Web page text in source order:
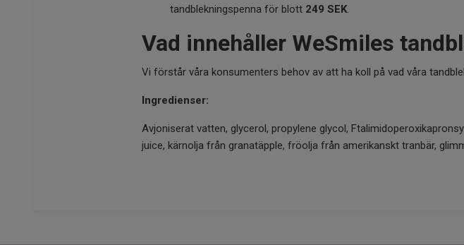
tandblekningspenna för blott 249 SEK.
Vad innehåller WeSmiles
Vi förstår våra konsumenters behov av att ha koll på vad våra
Ingredienser:
Avjoniserat vatten, glycerol, propylene glycol,
juice, kärnolja från granatäpple, fröolja från amerikanskt tranbär,